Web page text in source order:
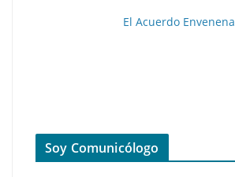
El Acuerdo
Soy Comunicólogo